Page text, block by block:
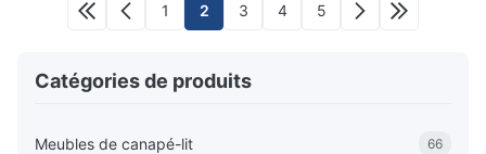
1 2 3 4 5
Catégories de produits
Meubles de canapé-lit 66